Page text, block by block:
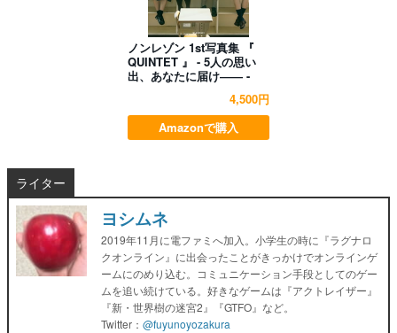
ノンレゾン 1st写真集 『
QUINTET 』 - 5人の思い
出、あなたに届け―― -
4,500円
Amazonで購入
ライター
ヨシムネ
2019年11月に電ファミへ加入。小学生の時に『ラグナロ
クオンライン』に出会ったことがきっかけでオンラインゲ
ームにのめり込む。コミュニケーション手段としてのゲー
ムを追い続けている。好きなゲームは『アクトレイザー』
『新・世界樹の迷宮2』『GTFO』など。
Twitter： @fuyunoyozakura